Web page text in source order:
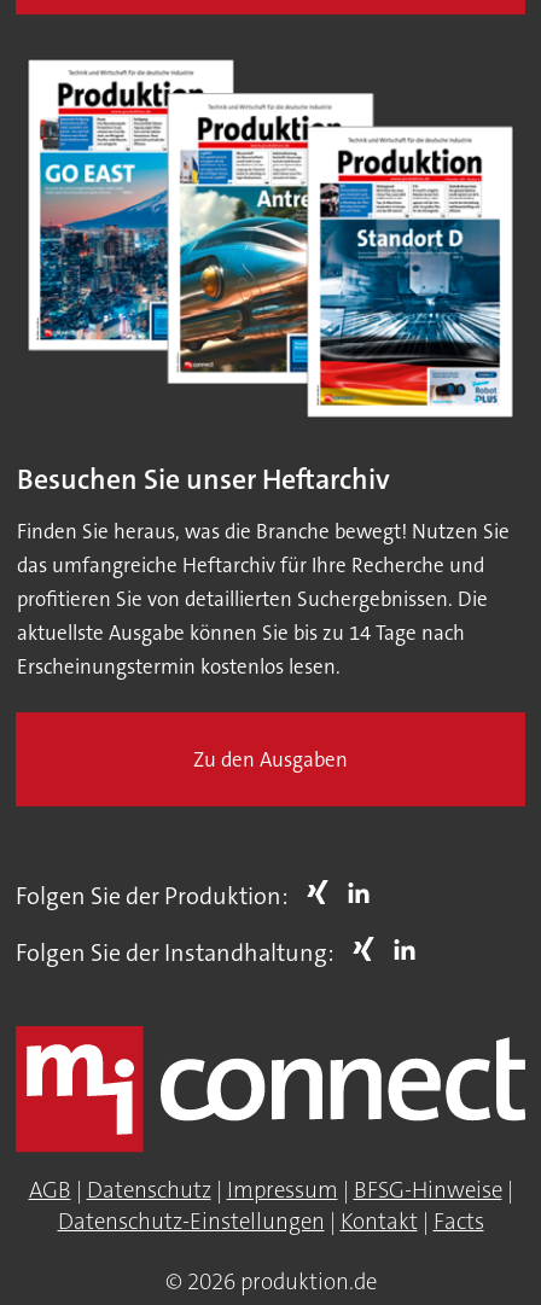
Besuchen Sie unser Heftarchiv
Finden Sie heraus, was die Branche bewegt! Nutzen Sie
das umfangreiche Heftarchiv für Ihre Recherche und
profitieren Sie von detaillierten Suchergebnissen. Die
aktuellste Ausgabe können Sie bis zu 14 Tage nach
Erscheinungstermin kostenlos lesen.
Zu den Ausgaben
Folgen Sie der Produktion:
Folgen Sie der Instandhaltung:
AGB | Datenschutz| Impressum | BFSG-Hinweise|
Datenschutz-Einstellungen | Kontakt| Facts
© 2026 produktion.de